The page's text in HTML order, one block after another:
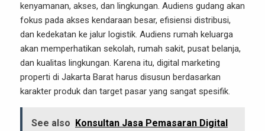
kenyamanan, akses, dan lingkungan. Audiens gudang akan
fokus pada akses kendaraan besar, efisiensi distribusi,
dan kedekatan ke jalur logistik. Audiens rumah keluarga
akan memperhatikan sekolah, rumah sakit, pusat belanja,
dan kualitas lingkungan. Karena itu, digital marketing
properti di Jakarta Barat harus disusun berdasarkan
karakter produk dan target pasar yang sangat spesifik.
See also Konsultan Jasa Pemasaran Digital